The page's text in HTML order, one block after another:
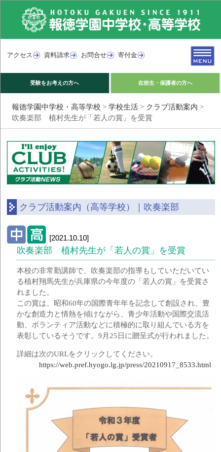
アクセス 資料請求 お問合せ 寄付金
受験をお考えの方へ 在校生・保護者の方へ
報徳学園中学校・高等学校 > 学校生活> クラブ活動案内 >
吹奏楽部 植村先生が「若人の賞」を受賞
クラブ活動案内（高等学校）｜吹奏楽部
[2021.10.10]
吹奏楽部 植村先生が「若人の賞」を受賞
本校の非常勤講師で、吹奏楽部の指導もしていただいてい
る植村翔馬先生が兵庫県の今年度の「若人の賞」を受賞さ
れました。
この賞は、昭和60年の国際青年年を記念して創設され、豊
かな創造力と情熱を傾けながら、青少年活動や国際交流活
動、ボランティア活動などに積極的に取り組んでいる方を
表彰しているそうです。9月25日に贈呈式が行われました。
詳細は次のURLをクリックしてください。
https://web.pref.hyogo.lg.jp/press/20210917_8533.html